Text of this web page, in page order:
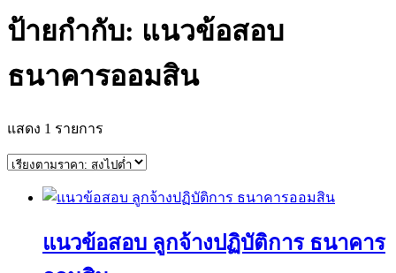
ป้ายกำกับ: แนวข้อสอบ
ธนาคารออมสิน
แสดง 1 รายการ
แนวข้อสอบ ลูกจ้างปฏิบัติการ ธนาคาร